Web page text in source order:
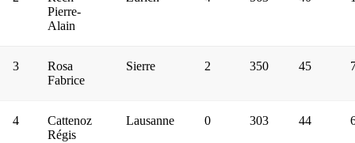
Pierre-
Alain
3
Rosa
Fabrice
Sierre 2 350 45
4
Cattenoz
Régis
Lausanne 0 303 44